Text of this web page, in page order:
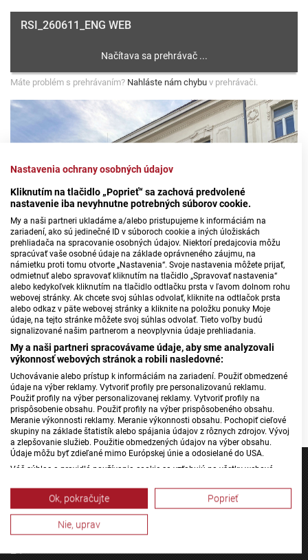
Nastavenia ochrany osobných údajov
Kliknutím na tlačidlo „Poprieť“ sa zachová predvolené
nastavenie iba nevyhnutne potrebných súborov cookie.
My a naši partneri ukladáme a/alebo pristupujeme k informáciám na
zariadení, ako sú jedinečné ID v súboroch cookie a iných úložiskách
prehliadača na spracovanie osobných údajov. Niektorí predajcovia môžu
spracúvať vaše osobné údaje na základe oprávneného záujmu, na
námietku proti tomu otvorte „Nastavenia“. Svoje nastavenia môžete prijať,
odmietnuť alebo spravovať kliknutím na tlačidlo „Spravovať nastavenia“
alebo kedykoľvek kliknutím na tlačidlo odtlačku prsta v ľavom dolnom rohu
webovej stránky. Ak chcete svoj súhlas odvolať, kliknite na odtlačok prsta
alebo odkaz v päte webovej stránky a kliknite na položku ponuky Moje
údaje, na tejto stránke môžete svoj súhlas odvolať. Tieto voľby budú
signalizované našim partnerom a neovplyvnia údaje prehliadania.
My a naši partneri spracovávame údaje, aby sme analyzovali
výkonnosť webových stránok a robili nasledovné:
Uchovávanie alebo prístup k informáciám na zariadení. Použiť obmedzené
údaje na výber reklamy. Vytvoriť profily pre personalizovanú reklamu.
Použiť profily na výber personalizovanej reklamy. Vytvoriť profily na
prispôsobenie obsahu. Použiť profily na výber prispôsobeného obsahu.
Meranie výkonnosti reklamy. Meranie výkonnosti obsahu. Pochopiť cieľové
skupiny na základe štatistík alebo spájania údajov z rôznych zdrojov. Vývoj
a zlepšovanie služieb. Použitie obmedzených údajov na výber obsahu.
Údaje môžu byť zdieľané mimo Európskej únie a odosielané do USA.
Váš súhlas a pravidlá používania cookie sa vzťahujú na všetky webové
Stred, Rádio Regina Západ, Rádio Patria, Rádio Devín, RTVS, Hudobné
pozdravy, Rádio Slovensko, RSI Francais, RSI English, RSI Slovensky, Rádio
Junior, RSI, Rádio Regina Východ, Rádio_FM, RSI Espanol, NEV.
Zobraziť zoznam partnerov (1 predajcovia IAB)
Ok, pokračujte Poprieť
Nie, uprav
RSI_260611_ENG WEB
Máte problém s prehrávaním? Nahláste nám chybu v prehrávači.
Patrícia Polakovićová, Photo: Teen Theatre Fest, RSI
Jednotka
Dvojka
24